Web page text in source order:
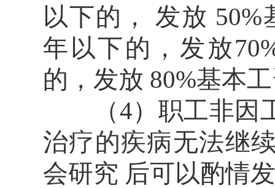
以下的， 发放
年以下的，发放
的，发放 80%基本
（4）职工非因工
治疗的疾病无法继
会研究 后可以酌情